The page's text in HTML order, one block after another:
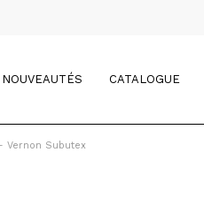
NOUVEAUTÉS CATALOGUE
Vernon Subutex